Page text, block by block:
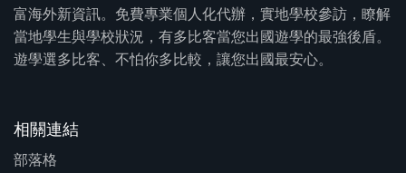
富海外新資訊。免費專業個人化代辦，實地學校參訪，瞭解
當地學生與學校狀況，有多比客當您出國遊學的最強後盾。
遊學選多比客、不怕你多比較，讓您出國最安心。
相關連結
部落格